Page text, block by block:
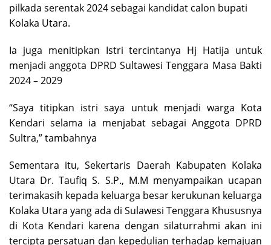
pilkada serentak 2024 sebagai kandidat calon bupati
Kolaka Utara.
Ia juga menitipkan Istri tercintanya Hj Hatija untuk
menjadi anggota DPRD Sultawesi Tenggara Masa Bakti
2024 – 2029
“Saya titipkan istri saya untuk menjadi warga Kota
Kendari selama ia menjabat sebagai Anggota DPRD
Sultra,” tambahnya
Sementara itu, Sekertaris Daerah Kabupaten Kolaka
Utara Dr. Taufiq S. S.P., M.M menyampaikan ucapan
terimakasih kepada keluarga besar kerukunan keluarga
Kolaka Utara yang ada di Sulawesi Tenggara Khususnya
di Kota Kendari karena dengan silaturrahmi akan ini
tercipta persatuan dan kepedulian terhadap kemajuan